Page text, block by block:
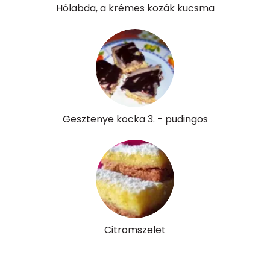
Hólabda, a krémes kozák kucsma
Gesztenye kocka 3. - pudingos
Citromszelet